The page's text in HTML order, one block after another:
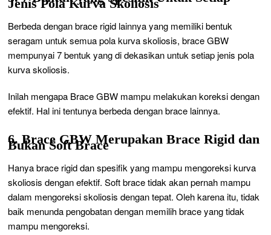
Jenis Pola Kurva Skoliosis
Berbeda dengan brace rigid lainnya yang memiliki bentuk
seragam untuk semua pola kurva skoliosis, brace GBW
mempunyai 7 bentuk yang di dekasikan untuk setiap jenis pola
kurva skoliosis.
Inilah mengapa Brace GBW mampu melakukan koreksi dengan
efektif. Hal ini tentunya berbeda dengan brace lainnya.
6. Brace GBW Merupakan Brace Rigid dan
Bukan Soft Brace
Hanya brace rigid dan spesifik yang mampu mengoreksi kurva
skoliosis dengan efektif. Soft brace tidak akan pernah mampu
dalam mengoreksi skoliosis dengan tepat. Oleh karena itu, tidak
baik menunda pengobatan dengan memilih brace yang tidak
mampu mengoreksi.